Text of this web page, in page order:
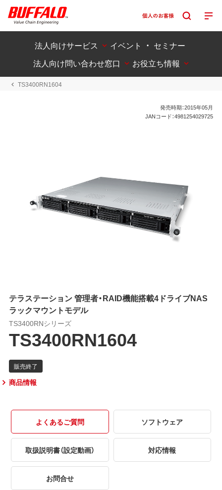
法人向けサービス
イベント ・ セミナー
法人向け問い合わせ窓口
お役立ち情報
TS3400RN1604
発売時期：2015年05月
JANコード：4981254029725
テラステーション 管理者・RAID機能搭載4ドライブNAS
ラックマウントモデル
TS3400RNシリーズ
TS3400RN1604
商品情報
よくあるご質問 ソフトウェア
取扱説明書（設定動画） 対応情報
お問合せ